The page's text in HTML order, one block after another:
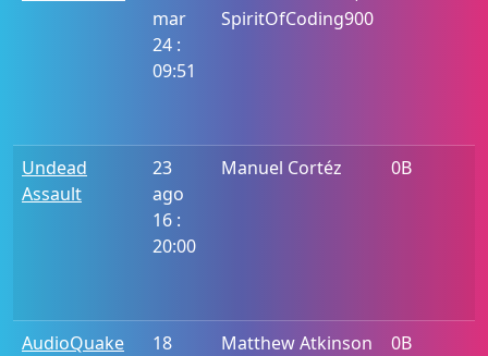
mar
24 :
09:51
SpiritOfCoding900
Undead
Assault
23
ago
16 :
20:00
Manuel Cortéz 0B
AudioQuake
18
Matthew Atkinson
0B